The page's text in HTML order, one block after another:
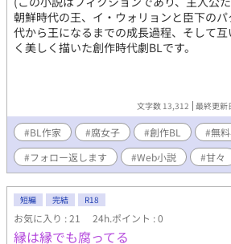
朝鮮時代の王、イ・ウォリョンと臣下の
代から王になるまでの成長過程、そして
く美しく描いた創作時代劇BLです。
文字数 13,312 最終更
#BL作家 #腐女子 #創作BL #無
#フォロー返します
#Web小説 #甘々
短編 完結 R18
お気に入り : 21 24h.ポイント : 0
縁は縁でも腐ってる